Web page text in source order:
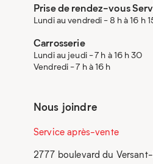
Prise de rendez-vous
Lundi au vendredi - 8 h à 16 h
Carrosserie
Lundi au jeudi - 7 h à 16 h 30
Vendredi - 7 h à 16 h
Nous joindre
Service après-vente
2777 boulevard du